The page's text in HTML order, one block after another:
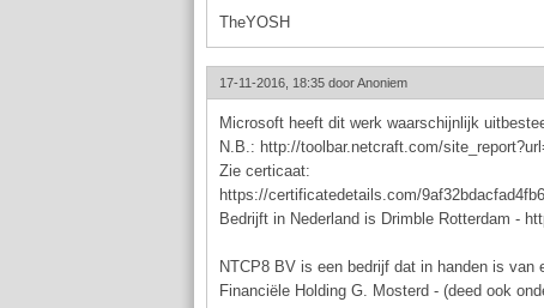
TheYOSH
17-11-2016, 18:35 doorAnoniem
Microsoft heeft dit werk waarschijnlijk
N.B.: http://toolbar.netcraft.com/
Zie certicaat:
https://certificatedetails.com/
Bedrijft in Nederland is Drimble Rotterdam -
NTCP8 BV is een bedrijf dat in handen is
Financiële Holding G. Mosterd - (deed ook